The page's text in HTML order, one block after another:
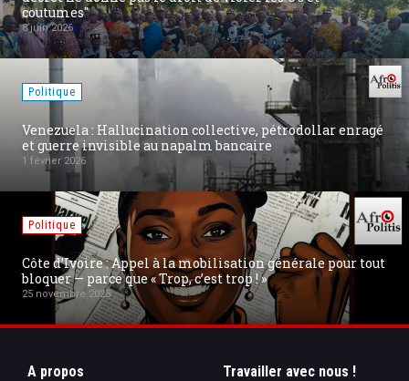
coutumes"
8 juin 2026
Politique
Venezuela : Hallucination collective, pétrodollar enragé
et guerre invisible au napalm bancaire
1 février 2026
Politique
Côte d’Ivoire : Appel à la mobilisation générale pour tout
bloquer — parce que « Trop, c’est trop ! »
25 novembre 2025
A propos Travailler avec nous !